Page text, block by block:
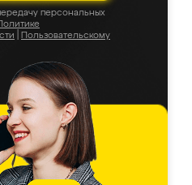
персональных
Пользовательскому